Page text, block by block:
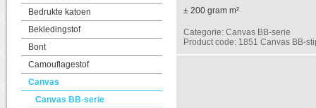
Bedrukte katoen
Bekledingstof
Bont
Camouflagestof
Canvas
Canvas BB-serie
± 200 gram m²
Categorie: Canvas BB-serie
Product code: 1851 Canvas BB-